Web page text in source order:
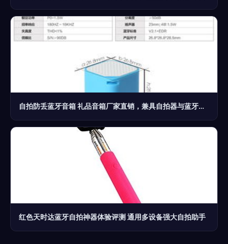
自拍防丢蓝牙音箱 礼品音箱厂家直销，兼具自拍器与蓝牙功能的创新之选
红色天时达蓝牙自拍神器体验评测 通用多设备强大自拍助手